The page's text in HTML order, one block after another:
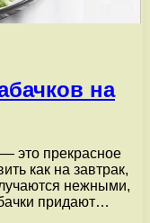
на
это прекрасное
как на завтрак,
нежными,
придают…